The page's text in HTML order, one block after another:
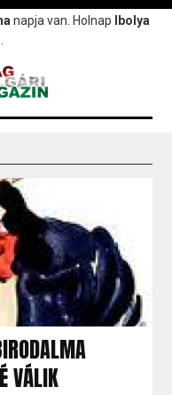
napja van. Holnap
Ibolya
VÁLIK